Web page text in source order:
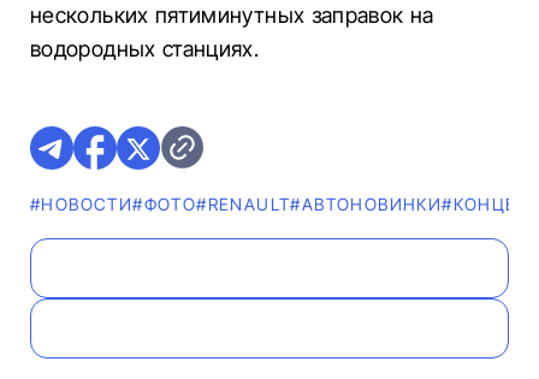
нескольких пятиминутных заправок на
водородных станциях.
#НОВОСТИ#ФОТО#RENAULT#AВТОНОВИНКИ